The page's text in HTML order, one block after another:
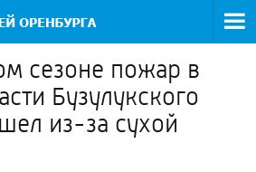
сезоне пожар в
Бузулукского
из-за сухой